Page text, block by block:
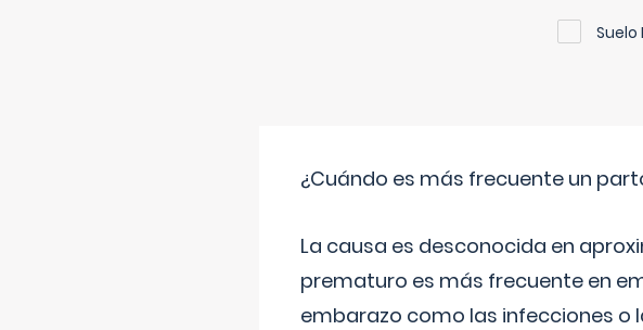
Suelo
¿Cuándo es más frecuente un
La causa es desconocida en
prematuro es más frecuente en
embarazo como las infecciones o